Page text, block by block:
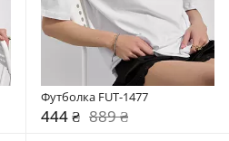
Футболка FUT-1477
444 ₴ 889 ₴